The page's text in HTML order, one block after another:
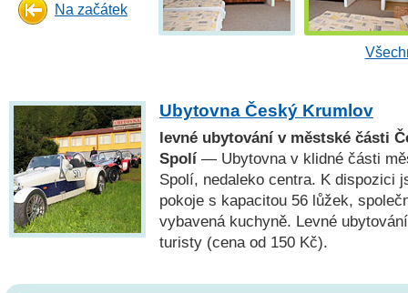
Na začátek
Ubytovna Český Krumlov
levné ubytování v městské části
Spolí — Ubytovna v klidné části
Spolí, nedaleko centra. K dispozici
pokoje s kapacitou 56 lůžek,
vybavená kuchyně. Levné
turisty (cena od 150 Kč).